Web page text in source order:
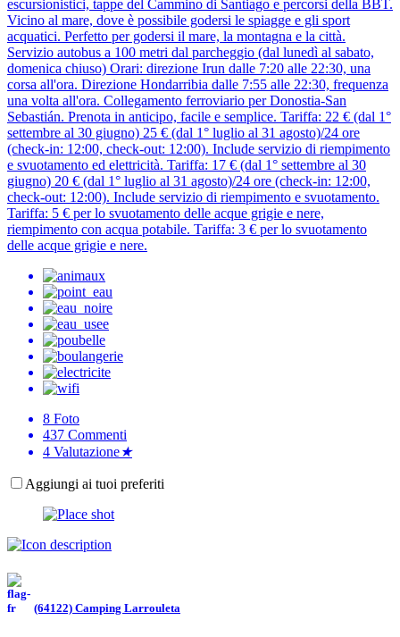
escursionistici, tappe del Cammino di Santiago e percorsi della BBT.
Vicino al mare, dove è possibile godersi le spiagge e gli sport
acquatici. Perfetto per godersi il mare, la montagna e la città.
Servizio autobus a 100 metri dal parcheggio (dal lunedì al sabato,
domenica chiuso) Orari: direzione Irun dalle 7:20 alle 22:30, una
corsa all'ora. Direzione Hondarribia dalle 7:55 alle 22:30, frequenza
una volta all'ora. Collegamento ferroviario per Donostia-San
Sebastián. Prenota in anticipo, facile e semplice. Tariffa: 22 € (dal 1°
settembre al 30 giugno) 25 € (dal 1° luglio al 31 agosto)/24 ore
(check-in: 12:00, check-out: 12:00). Include servizio di riempimento
e svuotamento ed elettricità. Tariffa: 17 € (dal 1° settembre al 30
giugno) 20 € (dal 1° luglio al 31 agosto)/24 ore (check-in: 12:00,
check-out: 12:00). Include servizio di riempimento e svuotamento.
Tariffa: 5 € per lo svuotamento delle acque grigie e nere,
riempimento con acqua potabile. Tariffa: 3 € per lo svuotamento
delle acque grigie e nere.
8 Foto
437 Commenti
4 Valutazione★
Aggiungi ai tuoi preferiti
(64122) Camping Larrouleta